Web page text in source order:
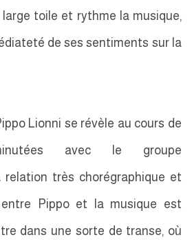
toile et rythme la musique,
de ses sentiments sur la
Lionni se révèle au cours de
avec le groupe
relation très chorégraphique et
entre Pippo et la musique est
dans une sorte de transe, où